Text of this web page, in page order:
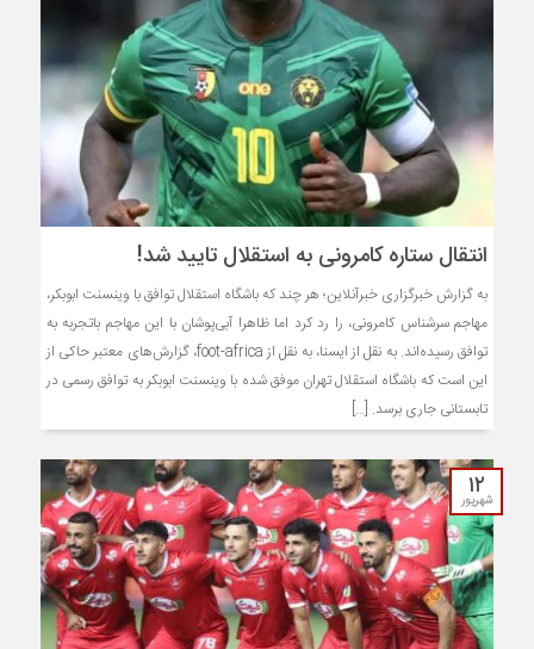
انتقال ستاره کامرونی به استقلال تایید شد!
به گزارش خبرگزاری خبرآنلاین؛ هر چند که باشگاه استقلال توافق با وینسنت ابوبکر،
مهاجم سرشناس کامرونی، را رد کرد اما ظاهرا آبی‌پوشان با این مهاجم باتجربه به
توافق رسیده‌اند. به نقل از ایسنا، به نقل از foot-africa، گزارش‌های معتبر حاکی از
این است که باشگاه استقلال تهران موفق شده با وینسنت ابوبکر به توافق رسمی در
تابستانی جاری برسد. […]
۱۲
شهریور